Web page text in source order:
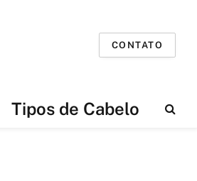
CONTATO
Tipos de Cabelo